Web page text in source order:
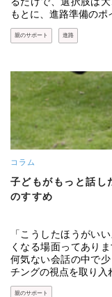
もとに、進路準備のポ
親のサポート 進路
コラム
子どもがもっと話し
のすすめ
「こうしたほうがい
くなる場面ってあり
何気ない会話の中で
チングの視点を取り入
親のサポート